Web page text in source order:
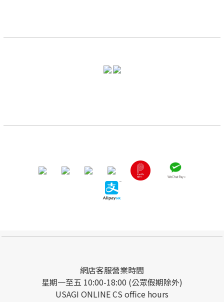
網店客服營業時間
星期一至五 10:00-18:00 (公眾假期除外)
USAGI ONLINE CS office hours